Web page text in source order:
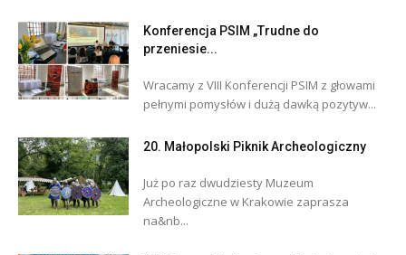
Konferencja PSIM „Trudne do
przeniesie...
Wracamy z VIII Konferencji PSIM z głowami
pełnymi pomysłów i dużą dawką pozytyw...
20. Małopolski Piknik Archeologiczny
Już po raz dwudziesty Muzeum
Archeologiczne w Krakowie zaprasza
na&nb...